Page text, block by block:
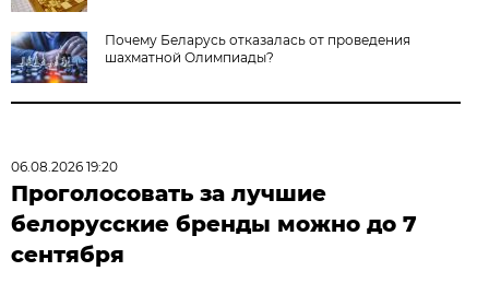
Почему Беларусь отказалась от проведения
шахматной Олимпиады?
06.08.2026 19:20
Проголосовать за лучшие
белорусские бренды можно до 7
сентября